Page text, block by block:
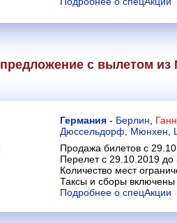
с вылетом
Германия - Берлин
Дюссельдорф
Мюнхен
Продажа билетов с
Перелет с 29.10.2019 до
Количество мест
Таксы и сборы включены
Подробнее о спецАкции